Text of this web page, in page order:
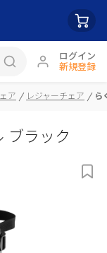
ログイン
新規登録
ア レジャーチェア ら
ブラック